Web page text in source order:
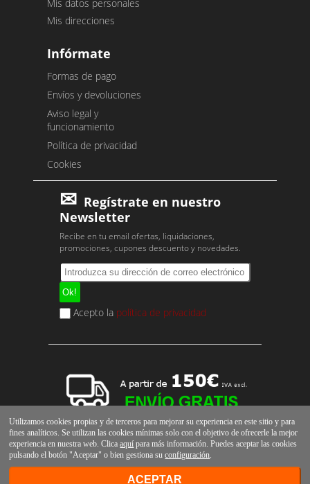
Mis datos personales
Mis direcciones
Infórmate
Formas de pago
Envíos y devoluciones
Aviso legal y
funcionamiento
Política de privacidad
Cookies
Regístrate en nuestro
Newsletter
Recibe en tu email ofertas, liquidaciones,
promociones, cupones descuento y novedades.
Acepto la política de privacidad
Utilizamos cookies propias y de terceros para mejorar su experiencia en este sitio y para
fines analíticos. Se utilizan las cookies mínimas solo con el objetivo de ofrecerle la mejor
experiencia en nuestra web. Clicaaquí para más información. Puedes aceptar las cookies
pulsando el botón "Aceptar" o bien gestiona suconfiguración.
ACEPTAR